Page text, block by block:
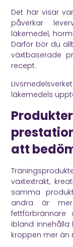
Det här visar
påverkar
läkemedel,
Därför bör du
växtbaserade
recept.
Livsmedelsverket
läkemedels
att
växtextrakt,
samma
andra är mer
fettförbrännare
ibland
kroppen mer än